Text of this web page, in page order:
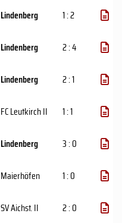
Lindenberg
1 : 2
Lindenberg
2 : 4
Lindenberg
2 : 1
FC Leutkirch II
1 : 1
Lindenberg
3 : 0
Maierhöfen
1 : 0
SV Aichst. II
2 : 0